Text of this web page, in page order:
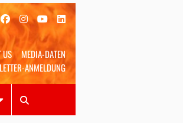
US
MEDIA-DATEN
ANMELDUNG